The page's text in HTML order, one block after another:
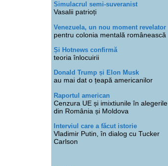
Simulacrul semi-suveranist
Vasalii patrioți
Venezuela, un nou moment revelator
pentru colonia mentală românească
Și Hotnews confirmă
teoria înlocuirii
Donald Trump și Elon Musk
au mai dat o țeapă americanilor
Raportul american
Cenzura UE și imixtiunile în alegerile
din România și Moldova
Interviul care a făcut istorie
Vladimir Putin, în dialog cu Tucker
Carlson